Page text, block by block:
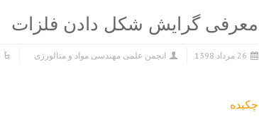
معرفی گرایش شکل دادن فلزات
26 مرداد 1398 انجمن علمی مهندسی مواد و متالورژی
چکیده